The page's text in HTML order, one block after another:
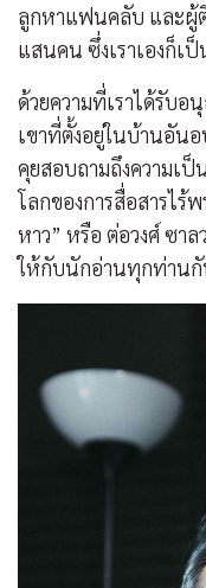
ลูกหาแฟนคลับ และผู้
แสนคน ซึ่งเราเองก็เ
ด้วยความที่เราได้รับอ
เขาที่ตั้งอยู่ในบ้านอัน
คุยสอบถามถึงความเ
โลกของการสื่อสารไ
หาว” หรือ ต่อวงศ์ ซา
ให้กับนักอ่านทุกท่านกั